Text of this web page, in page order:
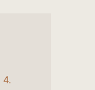
4.